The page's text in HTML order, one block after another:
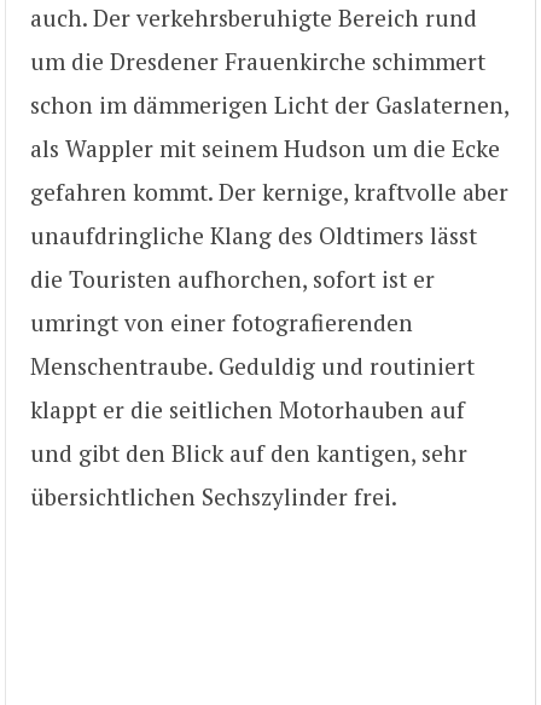
auch. Der verkehrsberuhigte Bereich rund
um die Dresdener Frauenkirche schimmert
schon im dämmerigen Licht der Gaslaternen,
als Wappler mit seinem Hudson um die Ecke
gefahren kommt. Der kernige, kraftvolle aber
unaufdringliche Klang des Oldtimers lässt
die Touristen aufhorchen, sofort ist er
umringt von einer fotografierenden
Menschentraube. Geduldig und routiniert
klappt er die seitlichen Motorhauben auf
und gibt den Blick auf den kantigen, sehr
übersichtlichen Sechszylinder frei.